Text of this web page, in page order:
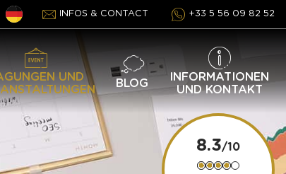
INFOS & CONTACT +33 5 56 09 82 52
UND
BLOG
INFORMATIONEN
UND KONTAKT
8.3